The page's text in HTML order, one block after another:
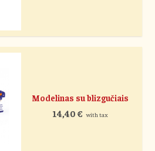
Modelinas su blizgučiais
14,40 € with tax